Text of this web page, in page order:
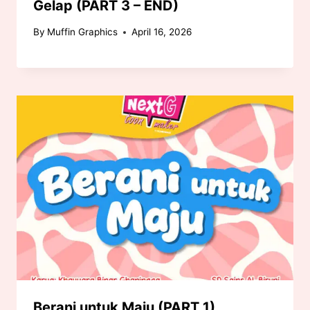
Gelap (PART 3 – END)
By Muffin Graphics April 16, 2026